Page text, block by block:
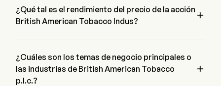
¿Qué tal es el rendimiento del precio de la acción
British American Tobacco Indus?

negociación.
¿Cuáles son los temas de negocio principales o
las industrias de British American Tobacco
p.l.c.?
